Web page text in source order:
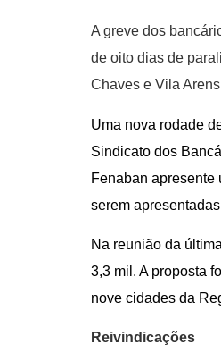
A greve dos
de oito dias de
Chaves e Vila
Uma nova rodade
Sindicato dos
Fenaban apresente
serem
Na reunião da
3,3 mil. A proposta
nove cidades da
Reivindicações